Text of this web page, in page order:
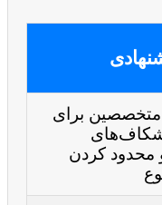
متخصصین برای
محدود کردن